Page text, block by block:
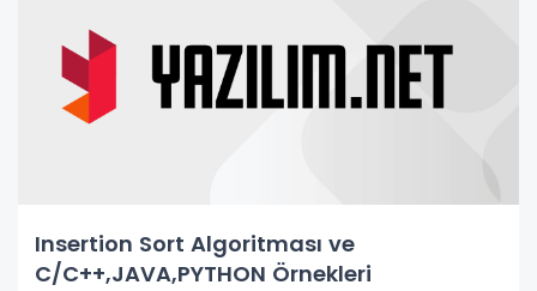
Insertion Sort Algoritması ve
C/C++,JAVA,PYTHON Örnekleri